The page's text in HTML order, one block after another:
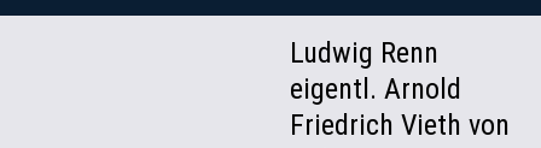
Ludwig Renn
eigentl. Arnold
Friedrich Vieth von